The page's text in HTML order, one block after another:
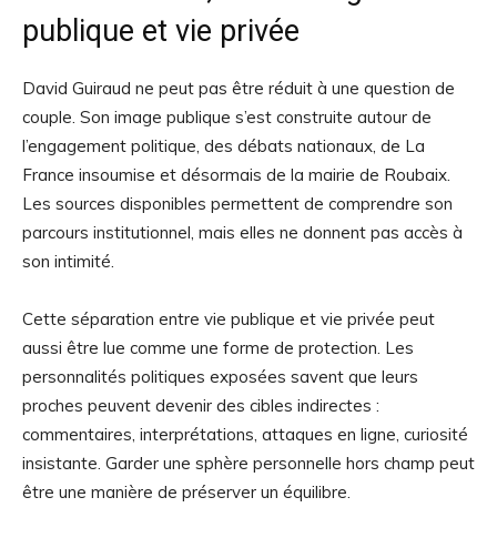
publique et vie privée
David Guiraud ne peut pas être réduit à une question de
couple. Son image publique s’est construite autour de
l’engagement politique, des débats nationaux, de La
France insoumise et désormais de la mairie de Roubaix.
Les sources disponibles permettent de comprendre son
parcours institutionnel, mais elles ne donnent pas accès à
son intimité.
Cette séparation entre vie publique et vie privée peut
aussi être lue comme une forme de protection. Les
personnalités politiques exposées savent que leurs
proches peuvent devenir des cibles indirectes :
commentaires, interprétations, attaques en ligne, curiosité
insistante. Garder une sphère personnelle hors champ peut
être une manière de préserver un équilibre.